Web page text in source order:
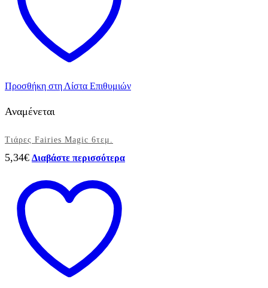
σχέδια
6τεμ.
ποσότητα
Προσθήκη στη Λίστα Επιθυμιών
Αναμένεται
Τιάρες Fairies Magic 6τεμ.
5,34€ Διαβάστε περισσότερα